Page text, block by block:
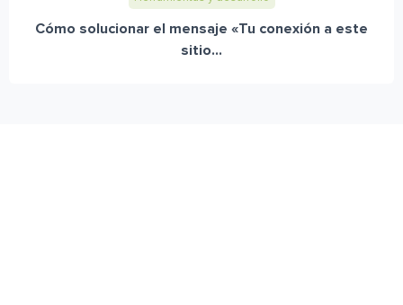
Cómo solucionar el mensaje «Tu conexión a este
sitio...